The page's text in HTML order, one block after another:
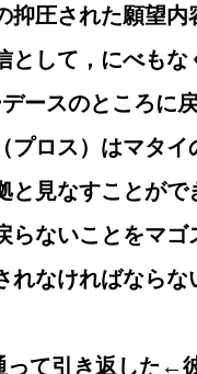
抑圧された願望
として，にべも
ースのところに
ロス）はマタイ
と見なすことが
らないことをマ
れなければならな
って引き返した←